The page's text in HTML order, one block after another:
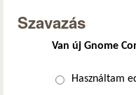
Szavazás
Van új Gnome
Választások
Használtam